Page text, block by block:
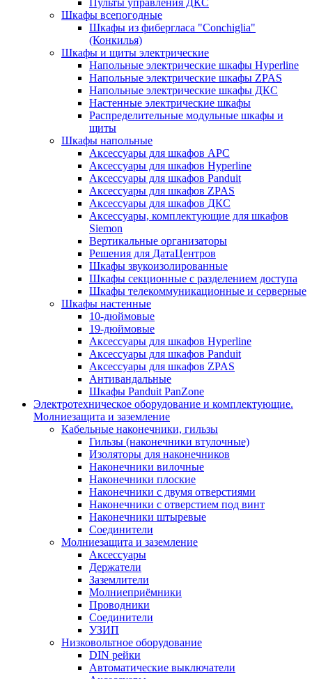
Шкафы всепогодные
Шкафы из фибергласа "Conchiglia"
(Конкилья)
Шкафы и щиты электрические
Напольные электрические шкафы Hyperline
Напольные электрические шкафы ZPAS
Напольные электрические шкафы ДКС
Настенные электрические шкафы
Распределительные модульные шкафы и
щиты
Шкафы напольные
Аксессуары для шкафов APC
Аксессуары для шкафов Hyperline
Аксессуары для шкафов Panduit
Аксессуары для шкафов ZPAS
Аксессуары для шкафов ДКС
Аксессуары, комплектующие для шкафов
Siemon
Вертикальные организаторы
Решения для ДатаЦентров
Шкафы звукоизолированные
Шкафы секционные с разделением доступа
Шкафы телекоммуникационные и серверные
Шкафы настенные
10-дюймовые
19-дюймовые
Аксессуары для шкафов Hyperline
Аксессуары для шкафов Panduit
Аксессуары для шкафов ZPAS
Антивандальные
Шкафы Panduit PanZone
Электротехническое оборудование и комплектующие.
Молниезащита и заземление
Кабельные наконечники, гильзы
Гильзы (наконечники втулочные)
Изоляторы для наконечников
Наконечники вилочные
Наконечники плоские
Наконечники с двумя отверстиями
Наконечники с отверстием под винт
Наконечники штыревые
Соединители
Молниезащита и заземление
Аксессуары
Держатели
Заземлители
Молниеприёмники
Проводники
Соединители
УЗИП
Низковольтное оборудование
DIN рейки
Автоматические выключатели